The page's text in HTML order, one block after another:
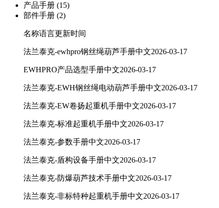
产品手册 (15)
部件手册 (2)
名称语言更新时间
法兰泰克-ewhpro钢丝绳葫芦手册中文2026-03-17
EWHPRO产品选型手册中文2026-03-17
法兰泰克-EWH钢丝绳电动葫芦手册中文2026-03-17
法兰泰克-EW卷扬起重机手册中文2026-03-17
法兰泰克-标准起重机手册中文2026-03-17
法兰泰克-参数手册中文2026-03-17
法兰泰克-盾构设备手册中文2026-03-17
法兰泰克-防爆葫芦技术手册中文2026-03-17
法兰泰克-非标特种起重机手册中文2026-03-17